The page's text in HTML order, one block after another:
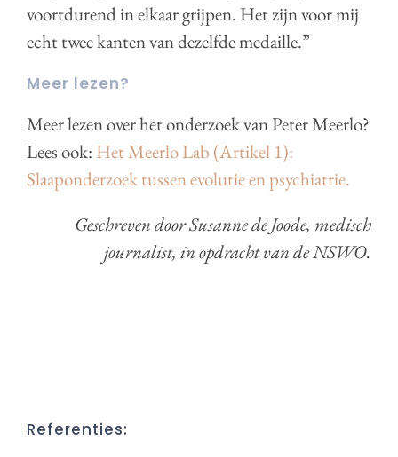
voortdurend in elkaar grijpen. Het zijn voor mij
echt twee kanten van dezelfde medaille.”
Meer lezen?
Meer lezen over het onderzoek van Peter Meerlo?
Lees ook: Het Meerlo Lab (Artikel 1):
Slaaponderzoek tussen evolutie en psychiatrie.
Geschreven door Susanne de Joode, medisch
journalist, in opdracht van de NSWO.
Referenties: